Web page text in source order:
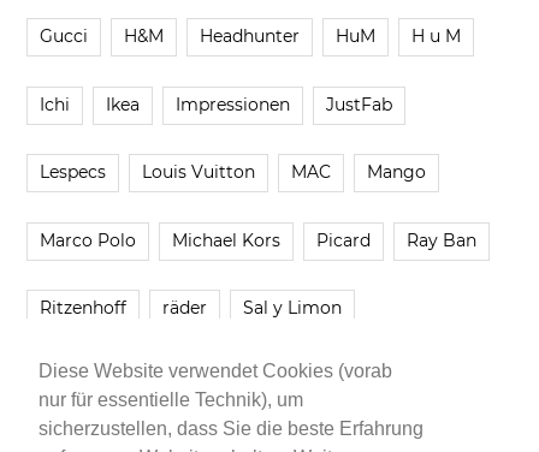
Diese Website verwendet Cookies (vorab
nur für essentielle Technik), um
sicherzustellen, dass Sie die beste Erfahrung
Gucci H&M Headhunter HuM H u M
Ichi Ikea Impressionen JustFab
Lespecs Louis Vuitton MAC Mango
Marco Polo Michael Kors Picard Ray Ban
Ritzenhoff räder Sal y Limon
Smartbuyglasses smash! Steve Madden
Younique Zara